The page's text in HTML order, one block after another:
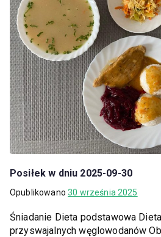
Posiłek w dniu 2025-09-30
Opublikowano30 września 2025
Śniadanie Dieta podstawowa
przyswajalnych węglowodanów